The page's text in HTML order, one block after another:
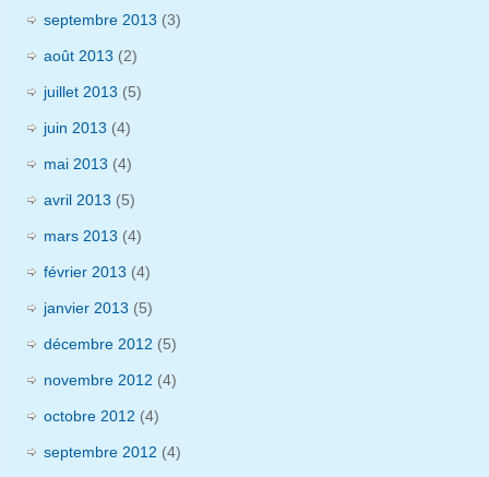
septembre 2013 (3)
août 2013 (2)
juillet 2013 (5)
juin 2013 (4)
mai 2013 (4)
avril 2013 (5)
mars 2013 (4)
février 2013 (4)
janvier 2013 (5)
décembre 2012 (5)
novembre 2012 (4)
octobre 2012 (4)
septembre 2012 (4)